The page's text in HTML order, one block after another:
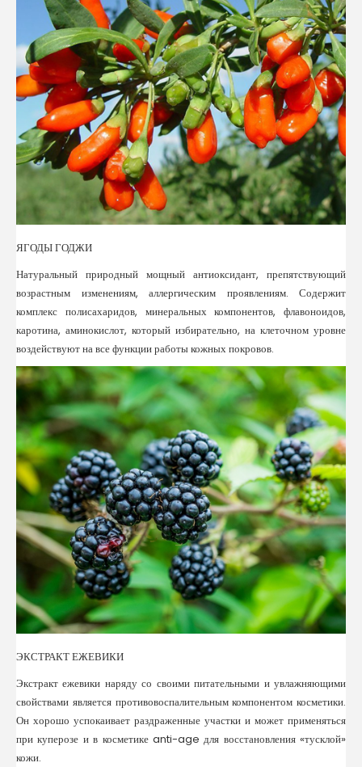
ЯГОДЫ ГОДЖИ
Натуральный природный мощный антиоксидант, препятствующий
возрастным изменениям, аллергическим проявлениям. Содержит
комплекс полисахаридов, минеральных компонентов, флавоноидов,
каротина, аминокислот, который избирательно, на клеточном уровне
воздействуют на все функции работы кожных покровов.
ЭКСТРАКТ ЕЖЕВИКИ
Экстракт ежевики наряду со своими питательными и увлажняющими
свойствами является противовоспалительным компонентом косметики.
Он хорошо успокаивает раздраженные участки и может применяться
при куперозе и в косметике anti-age для восстановления «тусклой»
кожи.